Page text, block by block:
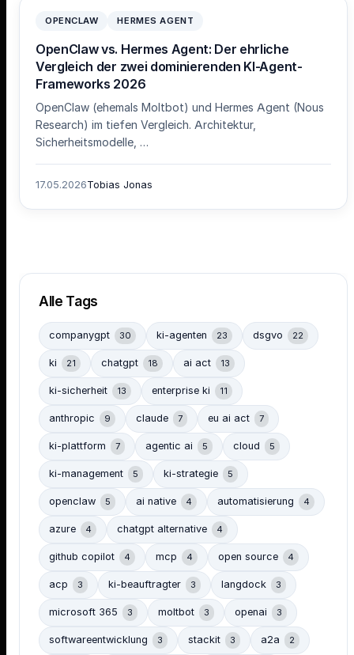
OPENCLAW HERMES AGENT
OpenClaw vs. Hermes Agent: Der ehrliche
Vergleich der zwei dominierenden KI-Agent-
Frameworks 2026
OpenClaw (ehemals Moltbot) und Hermes Agent (Nous
Research) im tiefen Vergleich. Architektur,
Sicherheitsmodelle, …
17.05.2026Tobias Jonas
Alle Tags
companygpt 30 ki-agenten 23 dsgvo 22
ki 21 chatgpt 18 ai act 13
ki-sicherheit 13 enterprise ki 11
anthropic 9 claude 7 eu ai act 7
ki-plattform 7 agentic ai 5 cloud 5
ki-management 5 ki-strategie 5
openclaw 5 ai native 4 automatisierung 4
azure 4 chatgpt alternative 4
github copilot 4 mcp 4 open source 4
acp 3 ki-beauftragter 3 langdock 3
microsoft 365 3 moltbot 3 openai 3
softwareentwicklung 3 stackit 3 a2a 2